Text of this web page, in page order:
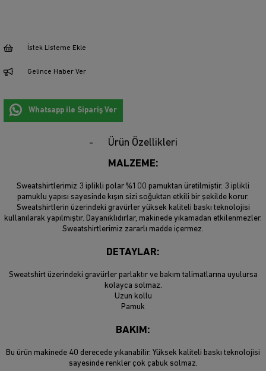
İstek Listeme Ekle
Gelince Haber Ver
Whatsapp ile Sipariş Ver
Ürün Özellikleri
MALZEME:
Sweatshirtlerimiz 3 iplikli polar %100 pamuktan üretilmiştir. 3 iplikli
pamuklu yapısı sayesinde kışın sizi soğuktan etkili bir şekilde korur.
Sweatshirtlerin üzerindeki gravürler yüksek kaliteli baskı teknolojisi
kullanılarak yapılmıştır. Dayanıklıdırlar, makinede yıkamadan etkilenmezler.
Sweatshirtlerimiz zararlı madde içermez.
DETAYLAR:
Sweatshirt üzerindeki gravürler parlaktır ve bakım talimatlarına uyulursa
kolayca solmaz.
Uzun kollu
Pamuk
BAKIM:
Bu ürün makinede 40 derecede yıkanabilir. Yüksek kaliteli baskı teknolojisi
sayesinde renkler çok çabuk solmaz.